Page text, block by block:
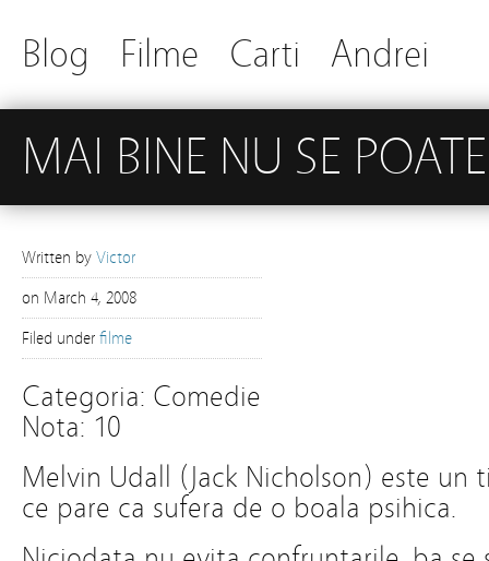
Blog Filme Carti Andrei
MAI BINE NU SE POATE
Written by Victor
on March 4, 2008
Filed under filme
Categoria: Comedie
Nota: 10
Melvin Udall (Jack Nicholson) este
ce pare ca sufera de o boala psihica.